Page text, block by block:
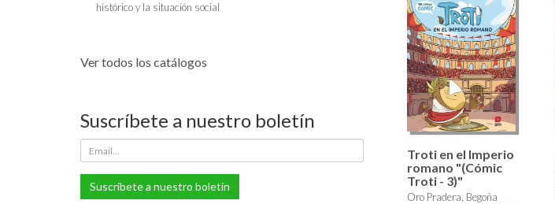
histórico y la situación social
Ver todos los catálogos
Suscríbete a nuestro boletín
Suscríbete a nuestro boletín
Troti en el Imperio
romano "(Cómic
Troti - 3)"
Oro Pradera, Begoña